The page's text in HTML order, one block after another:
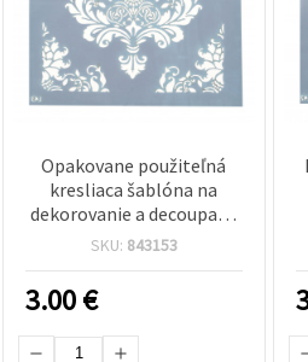
Opakovane použiteľná
kresliaca šablóna na
dekorovanie a decoupage
18x18 cm L43
SKU: 843153
3.00€